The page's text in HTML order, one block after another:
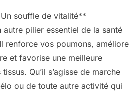
souffle de vitalité**
autre pilier essentiel de la santé
renforce vos poumons, améliore
et favorise une meilleure
Qu’il s’agisse de marche
ou de toute autre activité qui